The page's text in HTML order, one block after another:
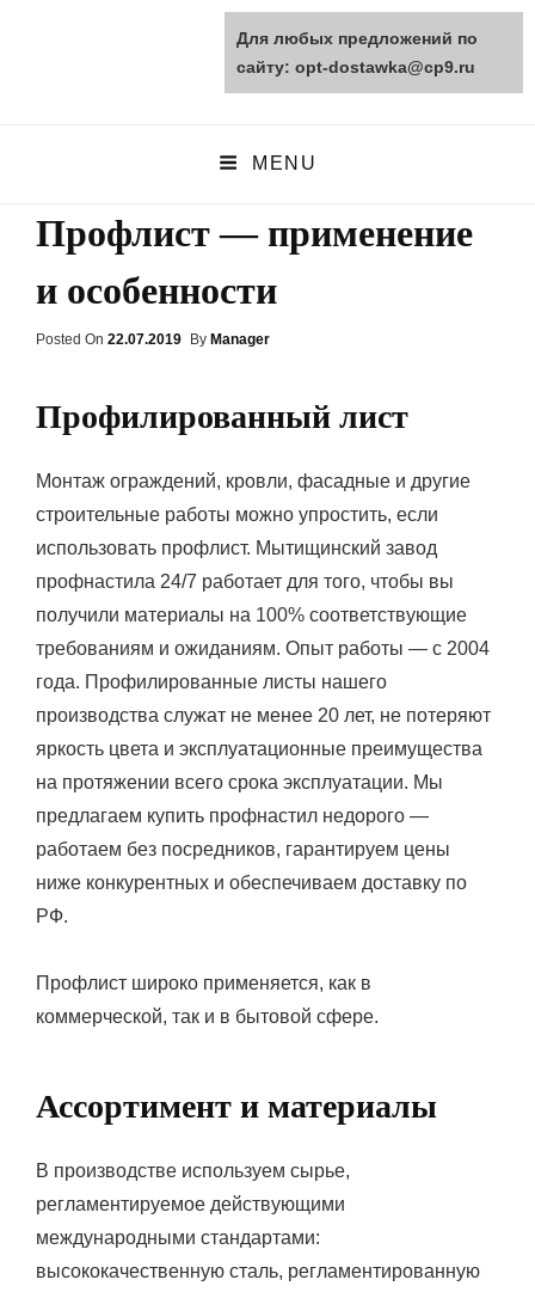
opt-dostawka.ru
MENU
Профлист — применение
и особенности
Posted On Posted
22.07.2019 By Manager
Профилированный лист
Монтаж ограждений, кровли, фасадные и другие
строительные работы можно упростить, если
использовать профлист. Мытищинский завод
профнастила 24/7 работает для того, чтобы вы
получили материалы на 100% соответствующие
требованиям и ожиданиям. Опыт работы — с 2004
года. Профилированные листы нашего
производства служат не менее 20 лет, не потеряют
яркость цвета и эксплуатационные преимущества
на протяжении всего срока эксплуатации. Мы
предлагаем купить профнастил недорого —
работаем без посредников, гарантируем цены
ниже конкурентных и обеспечиваем доставку по
РФ.
Профлист широко применяется, как в
коммерческой, так и в бытовой сфере.
Ассортимент и материалы
В производстве используем сырье,
регламентируемое действующими
международными стандартами:
высококачественную сталь, регламентированную
Для любых предложений по
сайту: opt-dostawka@cp9.ru